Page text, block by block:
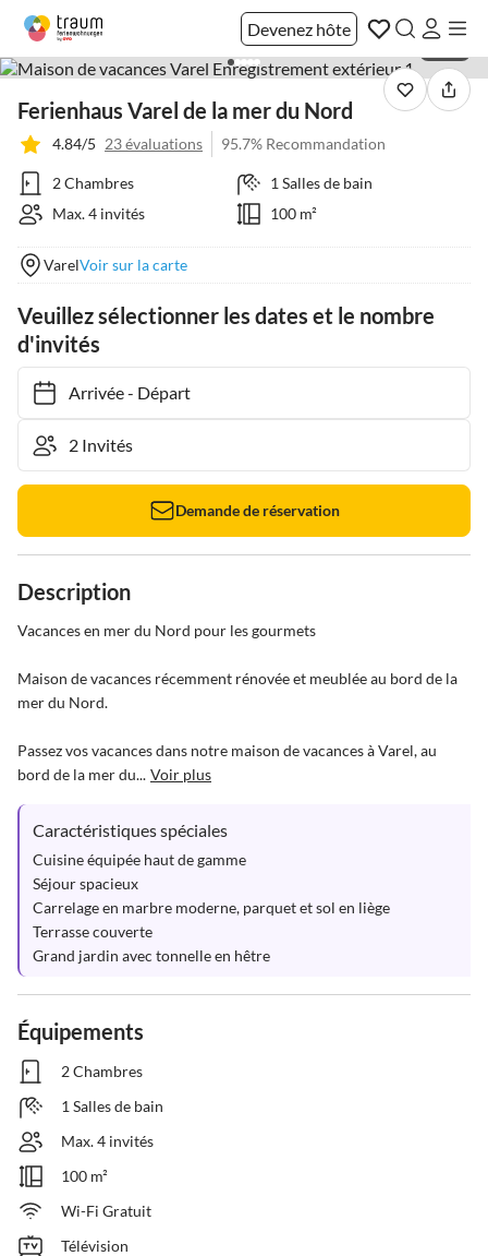
Devenez hôte
Ferienhaus Varel de la mer du Nord
4.84/5 23 évaluations 95.7% Recommandation
2 Chambres
1 Salles de bain
Max. 4 invités
100 m²
VarelVoir sur la carte
Veuillez sélectionner les dates et le nombre
d'invités
Arrivée- Départ
Demande de réservation
Description
Vacances en mer du Nord pour les gourmets
Maison de vacances récemment rénovée et meublée au bord de la
mer du Nord.
Passez vos vacances dans notre maison de vacances à Varel, au
bord de la mer du... Voir plus
Caractéristiques spéciales
Cuisine équipée haut de gamme
Séjour spacieux
Carrelage en marbre moderne, parquet et sol en liège
Terrasse couverte
Grand jardin avec tonnelle en hêtre
Équipements
2 Chambres
1 Salles de bain
Max. 4 invités
100 m²
Wi-Fi Gratuit
Télévision